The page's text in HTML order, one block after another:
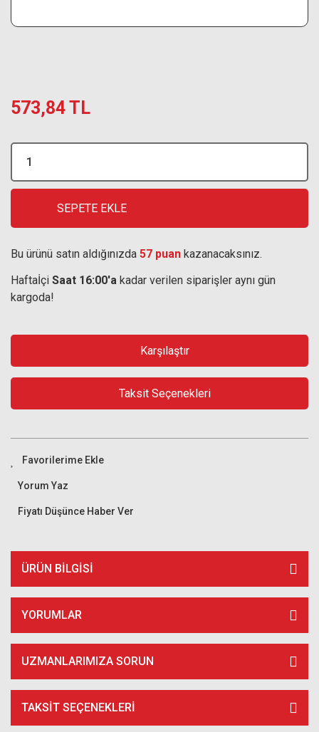
573,84 TL
SEPETE EKLE
Bu ürünü satın aldığınızda 57 puan kazanacaksınız.
Haftaİçi Saat 16:00'a kadar verilen siparişler aynı gün
kargoda!
Karşılaştır
Taksit Seçenekleri
Yorum Yaz
Fiyatı Düşünce Haber Ver
ÜRÜN BILGISI
YORUMLAR
UZMANLARIMIZA SORUN
TAKSIT SEÇENEKLERI